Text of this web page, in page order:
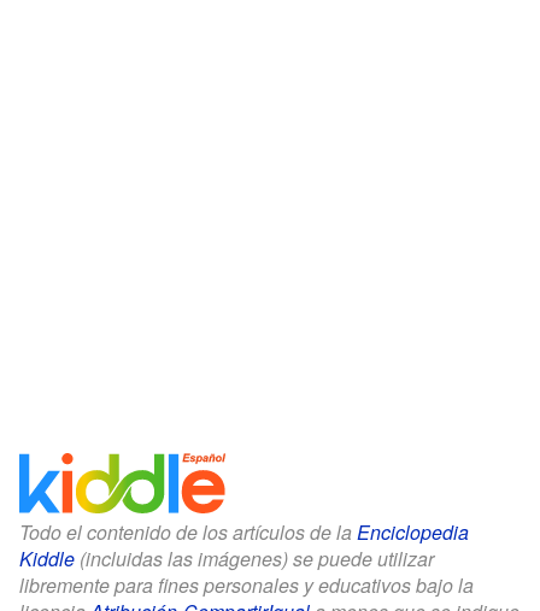
Todo el contenido de los artículos de la Enciclopedia
Kiddle (incluidas las imágenes) se puede utilizar
libremente para fines personales y educativos bajo la